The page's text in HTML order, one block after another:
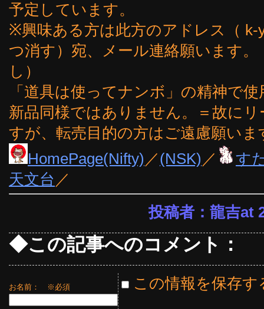
予定しています。
※興味ある方は此方のアドレス（ k-
つ消す）宛、メール連絡願います
し）
「道具は使ってナンボ」の精神で
新品同様ではありません。＝故に
すが、転売目的の方はご遠慮願いま
HomePage(Nifty) ／(NSK) ／
す
天文台 ／
投稿者：龍吉at
◆この記事へのコメント：
お名前： ※必須 この情報を保存す